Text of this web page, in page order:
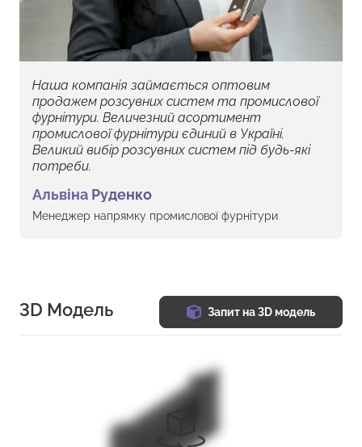
Наша компанія займається оптовим
продажем розсувних систем та промислової
фурнітури. Величезний асортимент
промислової фурнітури єдиний в Україні.
Великий вибір розсувних систем під будь-які
потреби.
Альвіна Руденко
Менеджер напрямку промислової фурнітури
3D Модель Запит на 3D модель